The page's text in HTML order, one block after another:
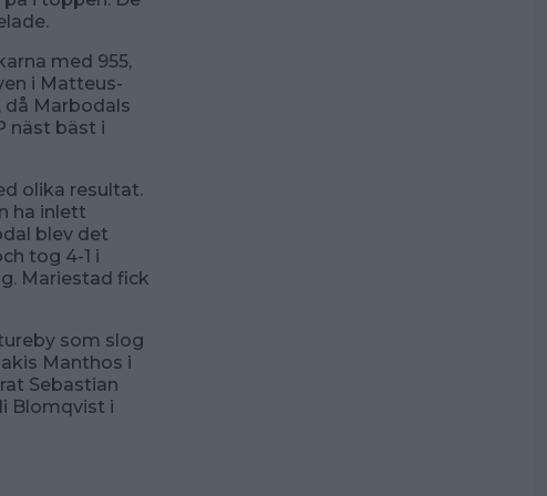
med 955,
i Matteus-
då Marbodals
näst bäst i
olika resultat.
ha inlett
blev det
tog 4-1 i
Mariestad fick
som slog
Manthos i
Sebastian
Blomqvist i